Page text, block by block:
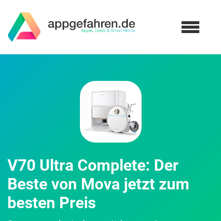
V70 Ultra Complete: Der
Beste von Mova jetzt zum
besten Preis